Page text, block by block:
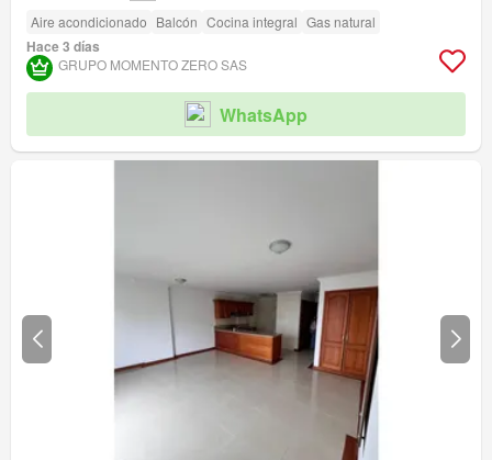
Aire acondicionado Balcón Cocina integral Gas natural
Hace 3 días
GRUPO MOMENTO ZERO SAS
WhatsApp